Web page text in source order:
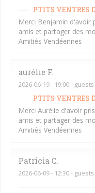
PTITS VENTRES
Merci Benjamin d'avoir
amis et partager des
Amitiés Vendéennes
aurélie F
2026-06-19- 19:00 -
PTITS VENTRES
Merci Aurélie d'avoir
amis et partager des
Amitiés Vendéennes
Patricia C
2026-06-09- 12:30 -